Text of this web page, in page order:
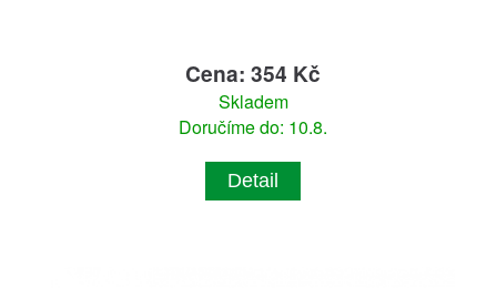
Cena: 354 Kč
Skladem
Doručíme do: 10.8.
Detail